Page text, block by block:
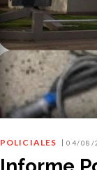
POLICIALES 04/08/